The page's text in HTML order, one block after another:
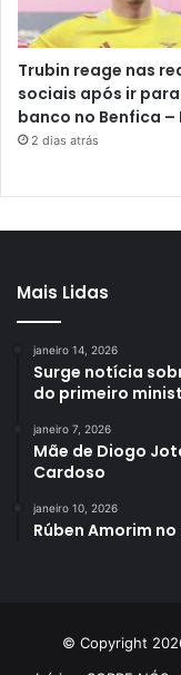
Trubin reage nas
sociais após ir
banco no Benfica –
2 dias atrás
Mais Lidas
janeiro 14, 2026
Surge notícia
do primeiro
janeiro 7, 2026
Mãe de Diogo
Cardoso
janeiro 10, 2026
Rúben Amorim
© Copyright